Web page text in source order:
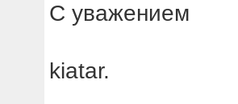
С уважением
kiatar.